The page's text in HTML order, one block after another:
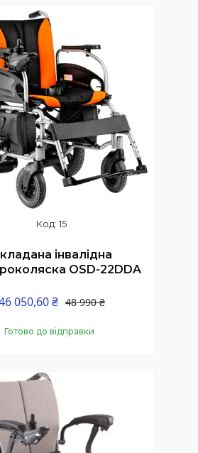
Купити
13 днів
15
інвалідна
OSD-22DDA
48 990 ₴
050,60 ₴
Готово до відправки
Купити
1 день